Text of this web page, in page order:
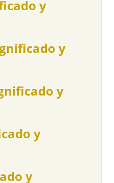
y
y
y
y
y